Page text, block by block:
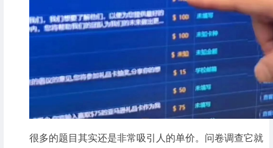
很多的题目其实还是非常吸引人的单价。问卷调查它就